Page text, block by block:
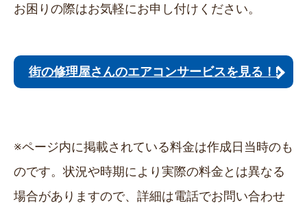
お困りの際はお気軽にお申し付けください。
街の修理屋さんのエアコンサービスを見る！!
※ページ内に掲載されている料金は作成日当時のも
のです。状況や時期により実際の料金とは異なる
場合がありますので、詳細は電話でお問い合わせ